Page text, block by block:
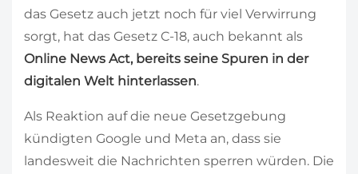
das Gesetz auch jetzt noch für viel Verwirrung
sorgt, hat das Gesetz C-18, auch bekannt als
Online News Act, bereits seine Spuren in der
digitalen Welt hinterlassen.
Als Reaktion auf die neue Gesetzgebung
kündigten Google und Meta an, dass sie
landesweit die Nachrichten sperren würden. Die